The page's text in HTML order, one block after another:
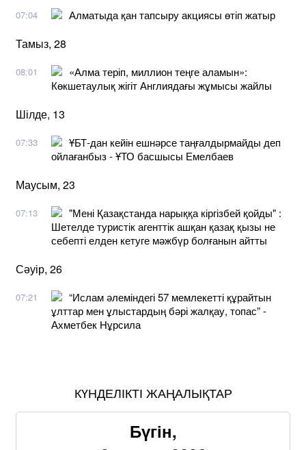
07:04 Алматыда қан тапсыру акциясы өтіп жатыр
Тамыз, 28
08:01
«Алма теріп, миллион теңге аламын»:
Көкшетаулық жігіт Англиядағы жұмысы жайлы
Шілде, 13
07:33
ҰБТ-дан кейін ешнәрсе таңғалдырмайды деп
ойлағанбыз - ҰТО басшысы Емелбаев
Маусым, 23
07:13
"Мені Қазақстанда нарыққа кіргізбей қойды" :
Шетелде туристік агенттік ашқан қазақ қызы не
себепті елден кетуге мәжбүр болғанын айтты
Сәуір, 26
07:21
“Ислам әлеміндегі 57 мемлекетті құрайтын
ұлттар мен ұлыстардың бәрі жалқау, топас” -
Ахметбек Нұрсила
КҮНДЕЛІКТІ ЖАҢАЛЫҚТАР
Бүгін,